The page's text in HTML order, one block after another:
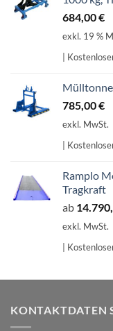
684,00€
exkl. 19 %
|
785,00€
exkl. MwSt.
|
Ramplo
Tragkraft
ab
exkl. MwSt.
|
KONTAKTDATEN